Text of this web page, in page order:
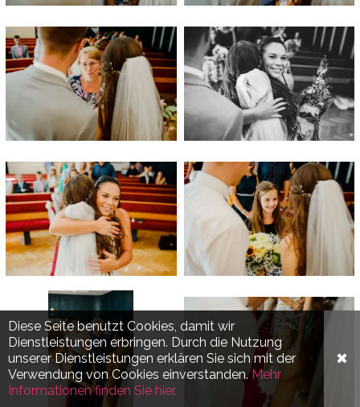
Diese Seite benutzt Cookies, damit wir
Dienstleistungen erbringen. Durch die Nutzung
unserer Dienstleistungen erklären Sie sich mit der
Verwendung von Cookies einverstanden.Mehr
Informationen finden Sie hier.
✖